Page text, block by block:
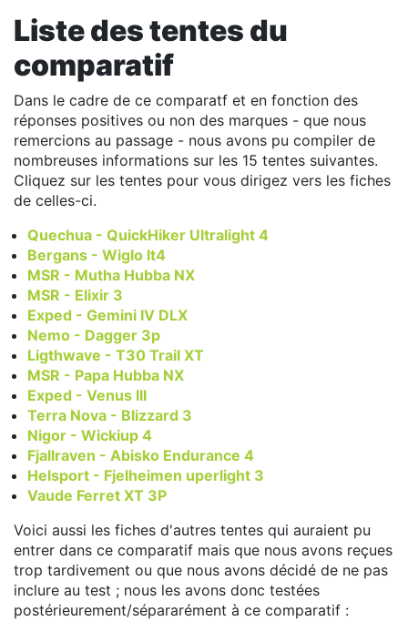
Liste des tentes du
comparatif
Dans le cadre de ce comparatf et en fonction des
réponses positives ou non des marques - que nous
remercions au passage - nous avons pu compiler de
nombreuses informations sur les 15 tentes suivantes.
Cliquez sur les tentes pour vous dirigez vers les fiches
de celles-ci.
Quechua - QuickHiker Ultralight 4
Bergans - Wiglo lt4
MSR - Mutha Hubba NX
MSR - Elixir 3
Exped - Gemini IV DLX
Nemo - Dagger 3p
Ligthwave - T30 Trail XT
MSR - Papa Hubba NX
Exped - Venus III
Terra Nova - Blizzard 3
Nigor - Wickiup 4
Fjallraven - Abisko Endurance 4
Helsport - Fjelheimen uperlight 3
Vaude Ferret XT 3P
Voici aussi les fiches d'autres tentes qui auraient pu
entrer dans ce comparatif mais que nous avons reçues
trop tardivement ou que nous avons décidé de ne pas
inclure au test ; nous les avons donc testées
postérieurement/sépararément à ce comparatif :